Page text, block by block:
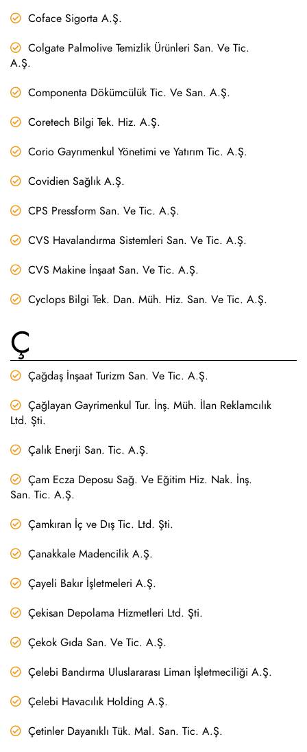
Coface Sigorta A.Ş.
Colgate Palmolive Temizlik Ürünleri San. Ve Tic.
A.Ş.
Componenta Dökümcülük Tic. Ve San. A.Ş.
Coretech Bilgi Tek. Hiz. A.Ş.
Corio Gayrımenkul Yönetimi ve Yatırım Tic. A.Ş.
Covidien Sağlık A.Ş.
CPS Pressform San. Ve Tic. A.Ş.
CVS Havalandırma Sistemleri San. Ve Tic. A.Ş.
CVS Makine İnşaat San. Ve Tic. A.Ş.
Cyclops Bilgi Tek. Dan. Müh. Hiz. San. Ve Tic. A.Ş.
Ç
Çağdaş İnşaat Turizm San. Ve Tic. A.Ş.
Çağlayan Gayrimenkul Tur. İnş. Müh. İlan Reklamcılık
Ltd. Şti.
Çalık Enerji San. Tic. A.Ş.
Çam Ecza Deposu Sağ. Ve Eğitim Hiz. Nak. İnş.
San. Tic. A.Ş.
Çamkıran İç ve Dış Tic. Ltd. Şti.
Çanakkale Madencilik A.Ş.
Çayeli Bakır İşletmeleri A.Ş.
Çekisan Depolama Hizmetleri Ltd. Şti.
Çekok Gıda San. Ve Tic. A.Ş.
Çelebi Bandırma Uluslararası Liman İşletmeciliği A.Ş.
Çelebi Havacılık Holding A.Ş.
Çetinler Dayanıklı Tük. Mal. San. Tic. A.Ş.